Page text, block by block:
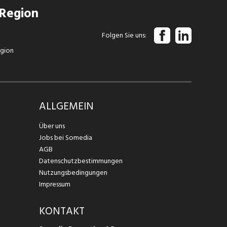
Folgen Sie uns
ALLGEMEIN
Über uns
Jobs bei Somedia
AGB
Datenschutzbestimmungen
Nutzungsbedingungen
Impressum
KONTAKT